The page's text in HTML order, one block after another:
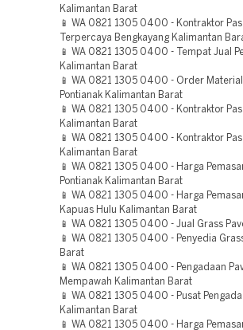
Kalimantan Barat
📱 WA 0821 1305 0400 - Kontraktor
Terpercaya Bengkayang Kalimantan
📱 WA 0821 1305 0400 - Tempat Jual
Kalimantan Barat
📱 WA 0821 1305 0400 - Order
Pontianak Kalimantan Barat
📱 WA 0821 1305 0400 - Kontraktor
Kalimantan Barat
📱 WA 0821 1305 0400 - Kontraktor
Kalimantan Barat
📱 WA 0821 1305 0400 - Harga
Pontianak Kalimantan Barat
📱 WA 0821 1305 0400 - Harga
Kapuas Hulu Kalimantan Barat
📱 WA 0821 1305 0400 - Jual Grass
📱 WA 0821 1305 0400 - Penyedia
Barat
📱 WA 0821 1305 0400 - Pengadaan
Mempawah Kalimantan Barat
📱 WA 0821 1305 0400 - Pusat
Kalimantan Barat
📱 WA 0821 1305 0400 - Harga